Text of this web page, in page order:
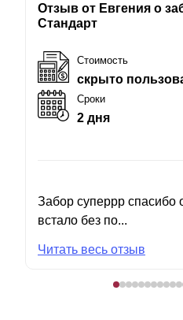
Отзыв от Евгения о
Стандарт
Стоимость
скрыто
Сроки
2 дня
Забор суперрр спасибо
встало без по...
Читать весь отзыв